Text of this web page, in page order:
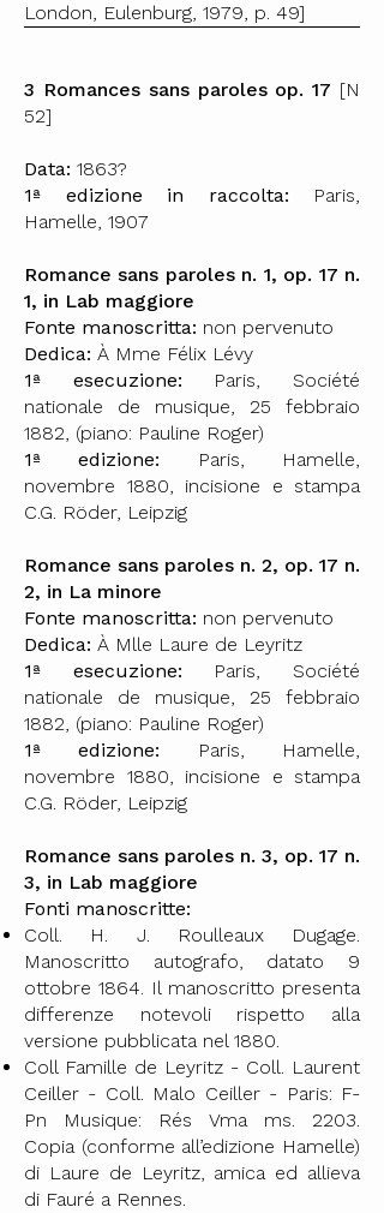
London, Eulenburg, 1979, p. 49]
3 Romances sans paroles op. 17 [N
52]
Data: 1863?
1ª edizione in raccolta:
Paris,
Hamelle, 1907
Romance sans paroles n. 1, op. 17 n.
1, in Lab maggiore
Fonte manoscritta: non pervenuto
Dedica: À Mme Félix Lévy
1ª esecuzione: Paris, Société
nationale de musique, 25 febbraio
1882, (piano: Pauline Roger)
1ª edizione:
Paris, Hamelle,
novembre 1880, incisione e stampa
C.G. Röder, Leipzig
Romance sans paroles n. 2, op. 17 n.
2, in La minore
Fonte manoscritta: non pervenuto
Dedica: À Mlle Laure de Leyritz
1ª esecuzione: Paris, Société
nationale de musique, 25 febbraio
1882, (piano: Pauline Roger)
1ª edizione:
Paris, Hamelle,
novembre 1880, incisione e stampa
C.G. Röder, Leipzig
Romance sans paroles n. 3, op. 17 n.
3, in Lab maggiore
Fonti manoscritte:
Coll. H. J. Roulleaux Dugage.
Manoscritto autografo, datato 9
ottobre 1864. Il manoscritto presenta
differenze notevoli rispetto alla
versione pubblicata nel 1880.
Coll Famille de Leyritz - Coll. Laurent
Ceiller - Coll. Malo Ceiller - Paris: F-
Pn Musique: Rés Vma ms. 2203.
Copia (conforme all’edizione Hamelle)
di Laure de Leyritz, amica ed allieva
di Fauré a Rennes.